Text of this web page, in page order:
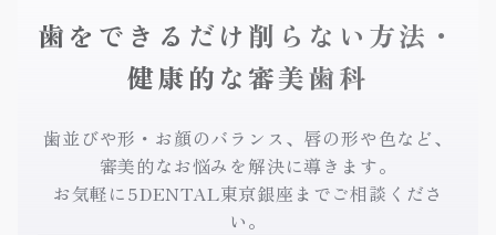
歯をできるだけ削らない方法・
健康的な審美歯科
歯並びや形・お顔のバランス、唇の形や色など、
審美的なお悩みを解決に導きます。
お気軽に5DENTAL東京銀座までご相談くださ
い。